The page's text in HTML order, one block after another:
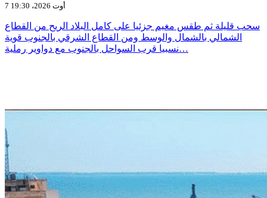
7 أوت 2026، 19:30
سحب قليلة ثم طقس مغيم جزئيا على كامل البلاد الريح من القطاع
الشمالي بالشمال والوسط ومن القطاع الشرقي بالجنوب قوية
نسبيا قرب السواحل بالجنوب مع دواوير رملية…